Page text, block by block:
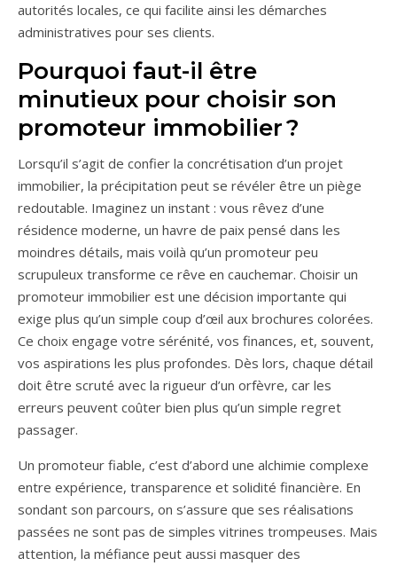
autorités locales, ce qui facilite ainsi les démarches
administratives pour ses clients.
Pourquoi faut-il être
minutieux pour choisir son
promoteur immobilier ?
Lorsqu’il s’agit de confier la concrétisation d’un projet
immobilier, la précipitation peut se révéler être un piège
redoutable. Imaginez un instant : vous rêvez d’une
résidence moderne, un havre de paix pensé dans les
moindres détails, mais voilà qu’un promoteur peu
scrupuleux transforme ce rêve en cauchemar. Choisir un
promoteur immobilier est une décision importante qui
exige plus qu’un simple coup d’œil aux brochures colorées.
Ce choix engage votre sérénité, vos finances, et, souvent,
vos aspirations les plus profondes. Dès lors, chaque détail
doit être scruté avec la rigueur d’un orfèvre, car les
erreurs peuvent coûter bien plus qu’un simple regret
passager.
Un promoteur fiable, c’est d’abord une alchimie complexe
entre expérience, transparence et solidité financière. En
sondant son parcours, on s’assure que ses réalisations
passées ne sont pas de simples vitrines trompeuses. Mais
attention, la méfiance peut aussi masquer des